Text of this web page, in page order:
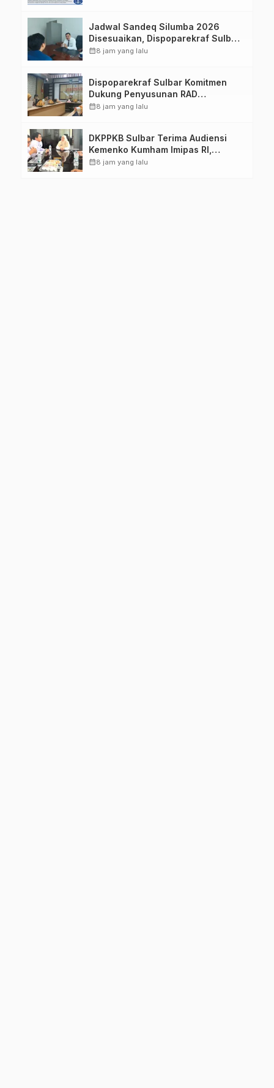
Jadwal Sandeq Silumba 2026
Disesuaikan, Dispoparekraf Sulbar
Pastikan Persiapan Tetap
calendar_month8 jam yang lalu
Dispoparekraf Sulbar Komitmen
Dukung Penyusunan RAD
TPB/SDGs Sulawesi Barat
calendar_month8 jam yang lalu
DKPPKB Sulbar Terima Audiensi
Kemenko Kumham Imipas RI,
Perkuat Pelayanan Kesehatan bagi
calendar_month8 jam yang lalu